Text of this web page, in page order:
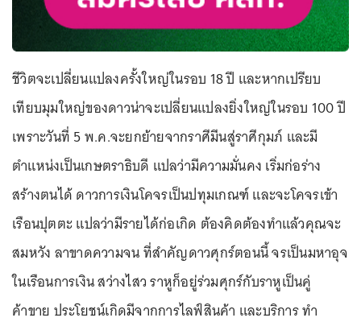
ชีวิตจะเปลี่ยนแปลงครั้งใหญ่ในรอบ 18 ปี และหากเปรียบ
เทียบมุมใหญ่ของดาวน่าจะเปลี่ยนแปลงยิ่งใหญ่ในรอบ 100 ปี
เพราะวันที่ 5 พ.ค.จะยกย้ายจากราศีมีนสู่ราศีกุมภ์ และมี
ตำแหน่งเป็นเกษตราธิบดี แปลว่ามีความมั่นคง เริ่มก่อร่าง
สร้างตนได้ ดาวการเงินโคจรเป็นปทุมเกณฑ์ และจะโคจรเข้า
เรือนปุตตะ แปลว่ามีรายได้ก่อเกิด ต้องคิดต้องทำแล้วคุณจะ
สมหวัง ลาขาดความจน ที่สำคัญดาวศุกร์ตอนนี้ จรเป็นมหาอุจ
ในเรือนการเงิน สว่างไสว ราหูก็อยู่ร่วมศุกร์กับราหูเป็นคู่
ค้าขาย ประโยชน์เกิดมีจากการไลฟ์สินค้า และบริการ ทำ